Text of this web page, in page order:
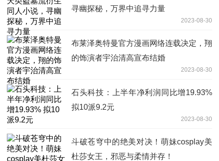
寻幽探秘，万界中追寻力量
2023-08-30
布莱泽奥特曼官方漫画网络连载决定，翔
的饰演者宇治清高宣布结婚
2023-08-30
石头科技：上半年净利润同比增19.93%
拟10派9.2元
2023-08-30
斗破苍穹中的绝美对决！萌妹cosplay美
杜莎女王，邪恶与柔情并存！